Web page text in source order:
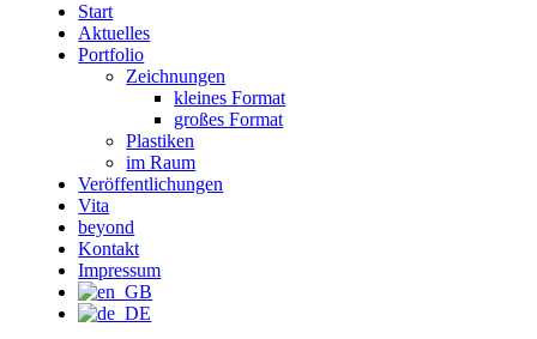
Start
Aktuelles
Portfolio
Zeichnungen
kleines Format
großes Format
Plastiken
im Raum
Veröffentlichungen
Vita
beyond
Kontakt
Impressum